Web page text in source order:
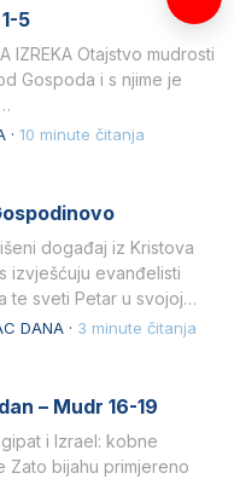
5
IZREKA Otajstvo mudrosti
Gospoda i s njime je
· 10 minute čitanja
događaj iz Kristova
izvješćuju evanđelisti
te sveti Petar u svojoj
DANA · 3 minute čitanja
– Mudr 16-19
i Izrael: kobne
Zato bijahu primjereno